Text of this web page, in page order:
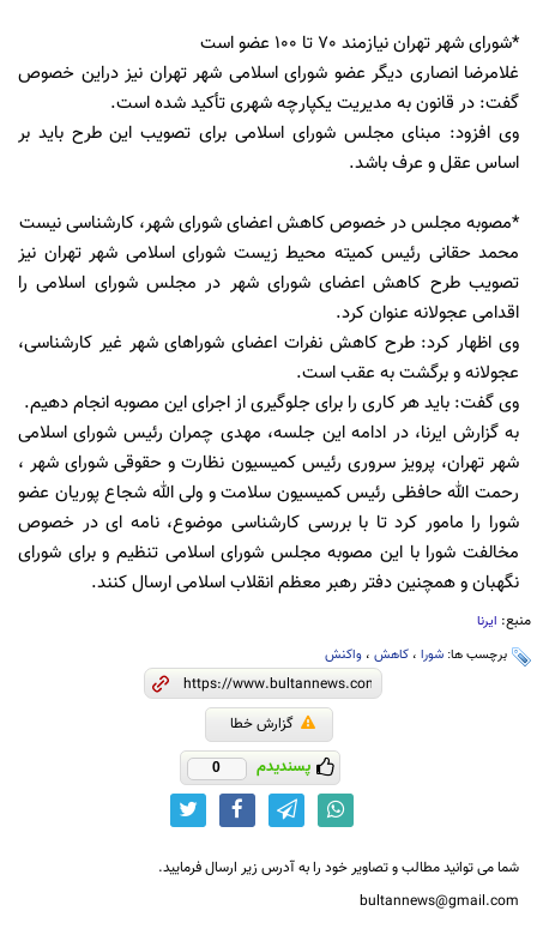
*شورای شهر تهران نیازمند 70 تا 100 عضو است
غلامرضا انصاری دیگر عضو شورای اسلامی شهر تهران نیز دراین خصوص
گفت: در قانون به مدیریت یکپارچه شهری تأکید شده است.
وی افزود: مبنای مجلس شورای اسلامی برای تصویب این طرح باید بر
اساس عقل و عرف باشد.
*مصوبه مجلس در خصوص کاهش اعضای شورای شهر، کارشناسی نیست
محمد حقانی رئیس کمیته محیط زیست شورای اسلامی شهر تهران نیز
تصویب طرح کاهش اعضای شورای شهر در مجلس شورای اسلامی را
اقدامی عجولانه عنوان کرد.
وی اظهار کرد: طرح کاهش نفرات اعضای شوراهای شهر غیر کارشناسی،
عجولانه و برگشت به عقب است.
وی گفت: باید هر کاری را برای جلوگیری از اجرای این مصوبه انجام دهیم.
به گزارش ایرنا، در ادامه این جلسه، مهدی چمران رئیس شورای اسلامی
شهر تهران، پرویز سروری رئیس کمیسیون نظارت و حقوقی شورای شهر ،
رحمت الله حافظی رئیس کمیسیون سلامت و ولی الله شجاع پوریان عضو
شورا را مامور کرد تا با بررسی کارشناسی موضوع، نامه ای در خصوص
مخالفت شورا با این مصوبه مجلس شورای اسلامی تنظیم و برای شورای
نگهبان و همچنین دفتر رهبر معظم انقلاب اسلامی ارسال کنند.
منبع: ایرنا
برچسب ها: شورا ، کاهش ، واکنش
گزارش خطا
پسندیدم 0
شما می توانید مطالب و تصاویر خود را به آدرس زیر ارسال فرمایید.
bultannews@gmail.com